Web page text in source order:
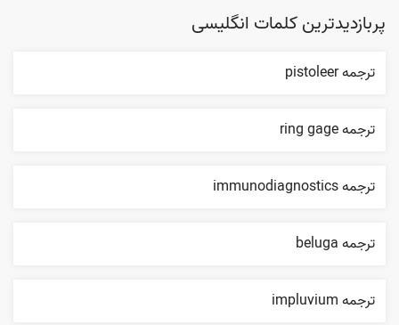
پربازدیدترین کلمات انگلیسی
ترجمه pistoleer
ترجمه ring gage
ترجمه immunodiagnostics
ترجمه beluga
ترجمه impluvium